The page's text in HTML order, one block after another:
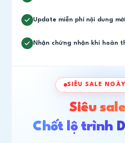
Update miễn phí nội dung mới
Nhận chứng nhận khi hoàn
SIÊU SALE
Siêu
Chốt lộ trình